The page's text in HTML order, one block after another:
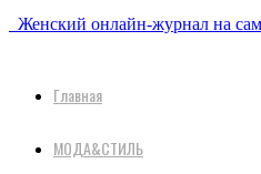
Женский онлайн-журнал на
Главная
МОДА&СТИЛЬ